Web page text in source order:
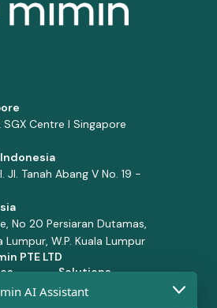
Centre I Singapore
Jl. Tanah Abang V No. 19 -
No 20 Persiaran Dutamas,
W.P. Kuala Lumpur
PTE LTD
Design
Solutions
Retail and
AI Assistant